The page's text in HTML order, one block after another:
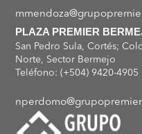
PLAZA PREMIER
San Pedro Sula, Cortés;
Norte, Sector Bermejo
Teléfono: (+504) 9420-4905